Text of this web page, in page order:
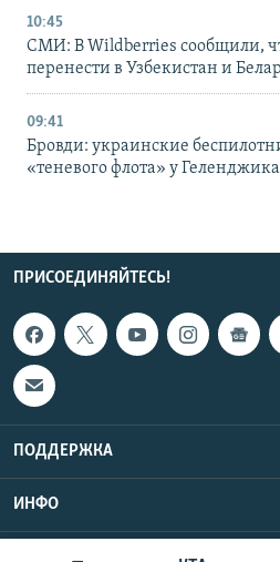
10:45
СМИ: В Wildberries сообщили,
перенести в Узбекистан и
09:41
Бровди: украинские
«теневого флота» у Геленджика
ПРИСОЕДИНЯЙТЕСЬ!
ПОДДЕРЖКА
ИНФО